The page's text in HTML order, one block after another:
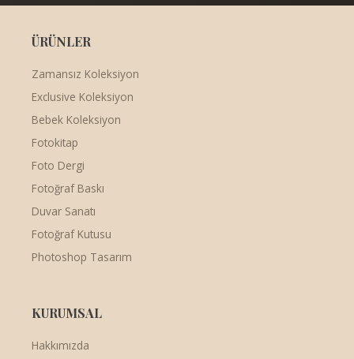
ÜRÜNLER
Zamansız Koleksiyon
Exclusive Koleksiyon
Bebek Koleksiyon
Fotokitap
Foto Dergi
Fotoğraf Baskı
Duvar Sanatı
Fotoğraf Kutusu
Photoshop Tasarım
KURUMSAL
Hakkımızda